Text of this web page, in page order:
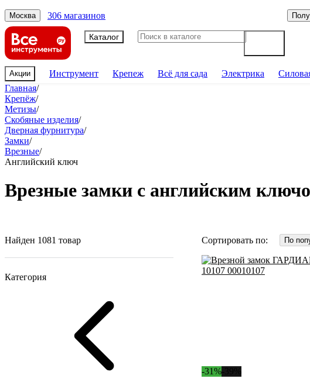
Москва 306 магазинов
Каталог
Акции Инструмент Крепеж Всё для сада Электрика
Главная/
Крепёж/
Метизы/
Скобяные изделия/
Дверная фурнитура/
Замки/
Врезные/
Английский ключ
Врезные замки с английским
Найден 1081 товар
Категория
Сортировать по: По
-31%